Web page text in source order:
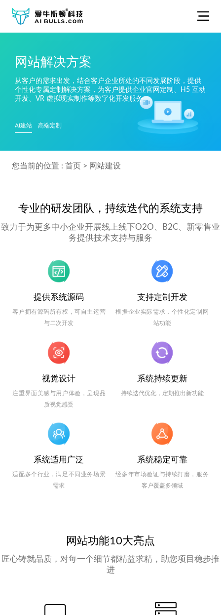
网站解决方案
从客户的需求出发，结合客户企业所处的不同发展阶段，提供
个性化专属定制解决方案，为客户提供企业官网定制、H5 互动
开发、VR 虚拟现实制作等数字化开发服务。
AI建站 高端定制
您当前的位置 : 首页> 网站建设
专业的研发团队，持续迭代的系统支持
致力于为更多中小企业开展线上线下O2O、B2C、新零售业
务提供技术支持与服务
提供系统源码
客户拥有源码所有权，可自主运营
与二次开发
支持定制开发
根据企业实际需求，个性化定制网
站功能
视觉设计
注重界面美感与用户体验，呈现品
质视觉感受
系统持续更新
持续迭代优化，定期推出新功能
系统适用广泛
适配多个行业，满足不同业务场景
需求
系统稳定可靠
经多年市场验证与持续打磨，服务
客户覆盖多领域
网站功能10大亮点
匠心铸就品质，对每一个细节都精益求精，助您项目稳步推
进